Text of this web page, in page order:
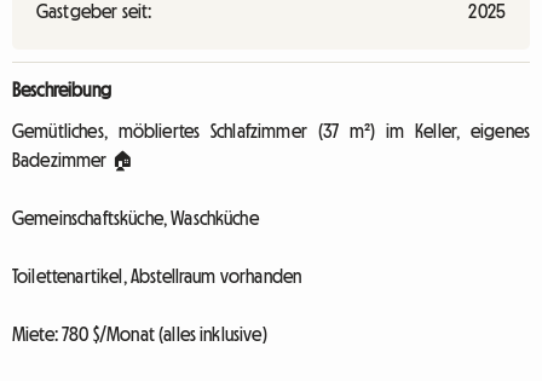
Gastgeber seit: 2025
Beschreibung
Gemütliches, möbliertes Schlafzimmer (37 m²) im Keller, eigenes
Badezimmer 🏠
Gemeinschaftsküche, Waschküche
Toilettenartikel, Abstellraum vorhanden
Miete: 780 $/Monat (alles inklusive)